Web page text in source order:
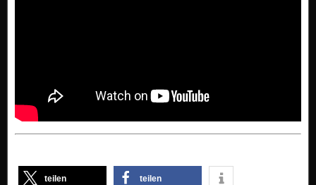
teilen teilen